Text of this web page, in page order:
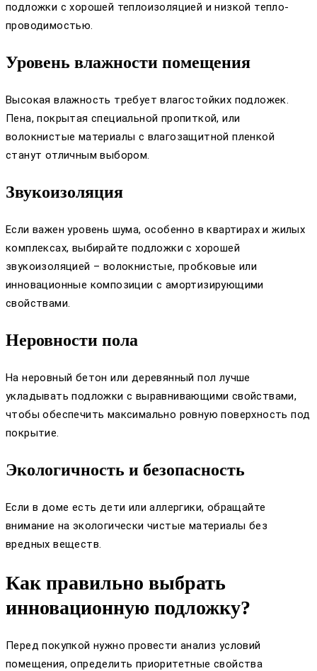
подложки с хорошей теплоизоляцией и низкой тепло-
проводимостью.
Уровень влажности помещения
Высокая влажность требует влагостойких подложек.
Пена, покрытая специальной пропиткой, или
волокнистые материалы с влагозащитной пленкой
станут отличным выбором.
Звукоизоляция
Если важен уровень шума, особенно в квартирах и жилых
комплексах, выбирайте подложки с хорошей
звукоизоляцией – волокнистые, пробковые или
инновационные композиции с амортизирующими
свойствами.
Неровности пола
На неровный бетон или деревянный пол лучше
укладывать подложки с выравнивающими свойствами,
чтобы обеспечить максимально ровную поверхность под
покрытие.
Экологичность и безопасность
Если в доме есть дети или аллергики, обращайте
внимание на экологически чистые материалы без
вредных веществ.
Как правильно выбрать
инновационную подложку?
Перед покупкой нужно провести анализ условий
помещения, определить приоритетные свойства